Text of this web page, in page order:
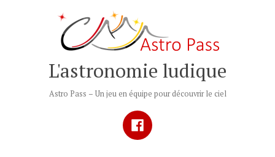
L'astronomie ludique
Astro Pass – Un jeu en équipe pour découvrir le ciel
Facebook